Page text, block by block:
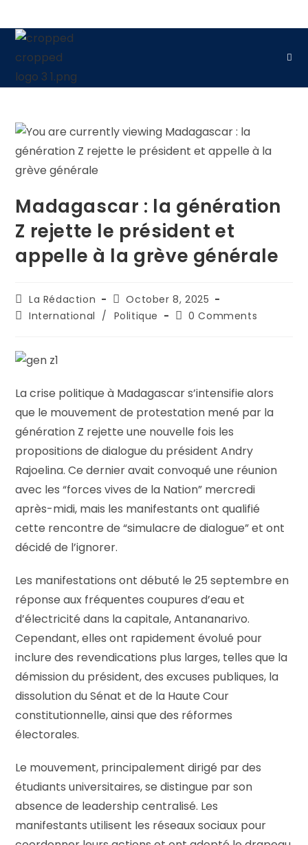
Madagascar : la génération
Z rejette le président et
appelle à la grève générale
La Rédaction
October 8, 2025
International / Politique 0 Comments
La crise politique à Madagascar s’intensifie alors
que le mouvement de protestation mené par la
génération Z rejette une nouvelle fois les
propositions de dialogue du président Andry
Rajoelina. Ce dernier avait convoqué une réunion
avec les “forces vives de la Nation” mercredi
après-midi, mais les manifestants ont qualifié
cette rencontre de “simulacre de dialogue” et ont
décidé de l’ignorer.
Les manifestations ont débuté le 25 septembre en
réponse aux fréquentes coupures d’eau et
d’électricité dans la capitale, Antananarivo.
Cependant, elles ont rapidement évolué pour
inclure des revendications plus larges, telles que la
démission du président, des excuses publiques, la
dissolution du Sénat et de la Haute Cour
constitutionnelle, ainsi que des réformes
électorales.
Le mouvement, principalement dirigé par des
étudiants universitaires, se distingue par son
absence de leadership centralisé. Les
manifestants utilisent les réseaux sociaux pour